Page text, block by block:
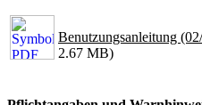
Benutzungsanleitung
2.67 MB)